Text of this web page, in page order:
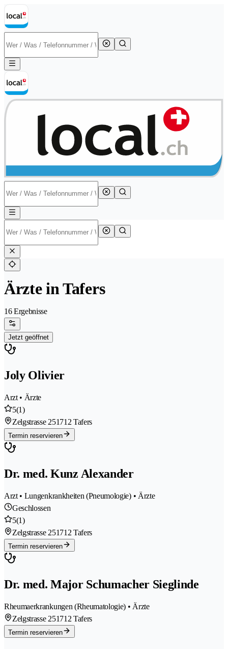
Ärzte in Tafers
16 Ergebnisse
Jetzt geöffnet
Joly Olivier
Arzt • Ärzte
5(1)
Zelgstrasse 251712 Tafers
Termin reservieren
Dr. med. Kunz Alexander
Arzt • Lungenkrankheiten (Pneumologie) • Ärzte
Geschlossen
5(1)
Zelgstrasse 251712 Tafers
Termin reservieren
Dr. med. Major Schumacher Sieglinde
Rheumaerkrankungen (Rheumatologie) • Ärzte
Zelgstrasse 251712 Tafers
Termin reservieren